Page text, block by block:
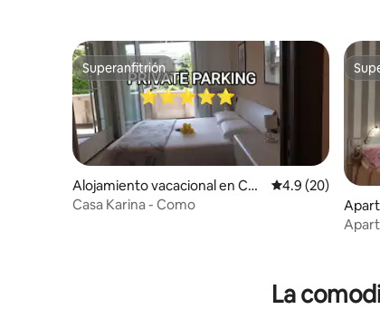
Superanfitrión
Superanfitrión
Alojamiento vacacional en Co
mo
Calificación
4.9 (20)
Casa Karina - Como
La